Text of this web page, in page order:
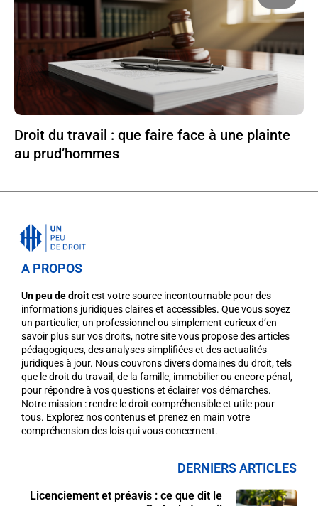
Droit du travail : que faire face à une plainte
au prud’hommes
A PROPOS
Un peu de droitest votre source incontournable pour des
informations juridiques claires et accessibles. Que vous soyez
un particulier, un professionnel ou simplement curieux d’en
savoir plus sur vos droits, notre site vous propose des articles
pédagogiques, des analyses simplifiées et des actualités
juridiques à jour. Nous couvrons divers domaines du droit, tels
que le droit du travail, de la famille, immobilier ou encore pénal,
pour répondre à vos questions et éclairer vos démarches.
Notre mission : rendre le droit compréhensible et utile pour
tous. Explorez nos contenus et prenez en main votre
compréhension des lois qui vous concernent.
DERNIERS ARTICLES
Licenciement et préavis : ce que dit le